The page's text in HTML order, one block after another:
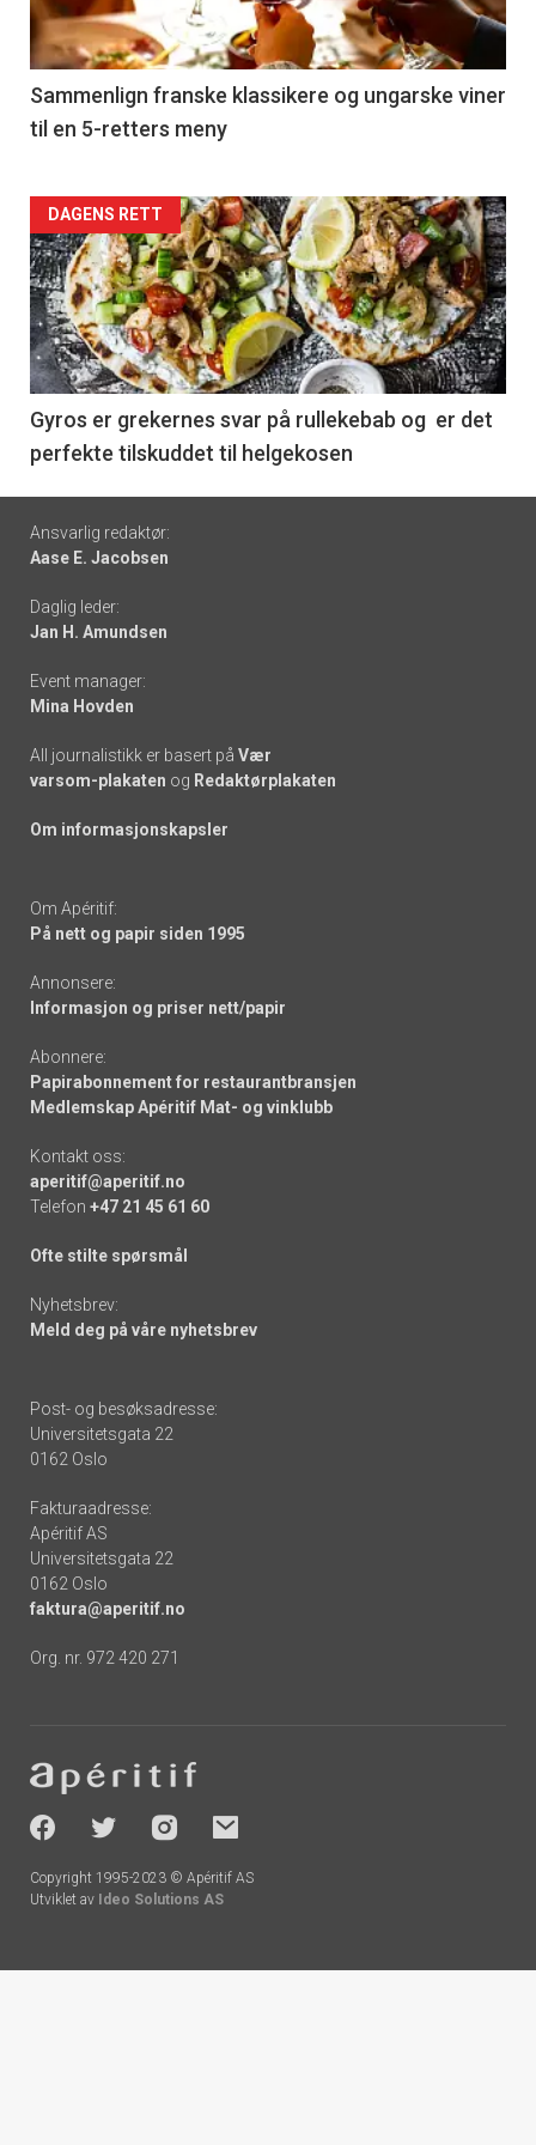
-
5
Sammenlign franske klassikere og ungarske viner
til en 5-retters meny
Forsiden
akkurat
nå
-
6
DAGENS RETT
Gyros er grekernes svar på rullekebab og er det
perfekte tilskuddet til helgekosen
Footer
-
links
Ansvarlig redaktør:
Aase E. Jacobsen
Daglig leder:
Jan H. Amundsen
Event manager:
Mina Hovden
All journalistikk er basert på Vær
varsom-plakaten og Redaktørplakaten
Om informasjonskapsler
Om Apéritif:
På nett og papir siden 1995
Annonsere:
Informasjon og priser nett/papir
Abonnere:
Papirabonnement for restaurantbransjen
Medlemskap Apéritif Mat- og vinklubb
Kontakt oss:
aperitif@aperitif.no
Telefon +47 21 45 61 60
Ofte stilte spørsmål
Nyhetsbrev:
Meld deg på våre nyhetsbrev
Post- og besøksadresse:
Universitetsgata 22
0162 Oslo
Fakturaadresse:
Apéritif AS
Universitetsgata 22
0162 Oslo
faktura@aperitif.no
Org. nr. 972 420 271
-
socials
Copyright 1995-2023 © Apéritif AS
Utviklet av Ideo Solutions AS